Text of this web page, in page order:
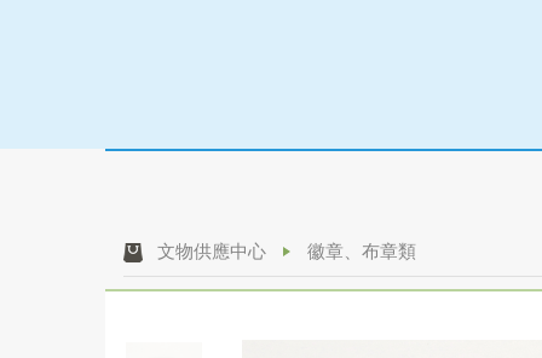
文物供應中心 徽章、布章類